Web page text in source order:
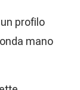
profilo
mano